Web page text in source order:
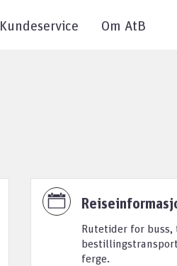
Kundeservice Om AtB
Rutetider for buss,
ferge.